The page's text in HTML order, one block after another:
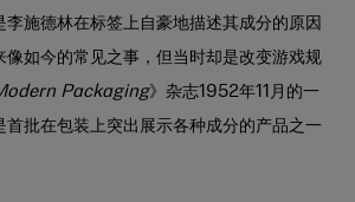
李施德林在标签上自豪地描述其成分的原因
像如今的常见之事，但当时却是改变游戏规
Packaging》杂志1952年11月的一
首批在包装上突出展示各种成分的产品之一